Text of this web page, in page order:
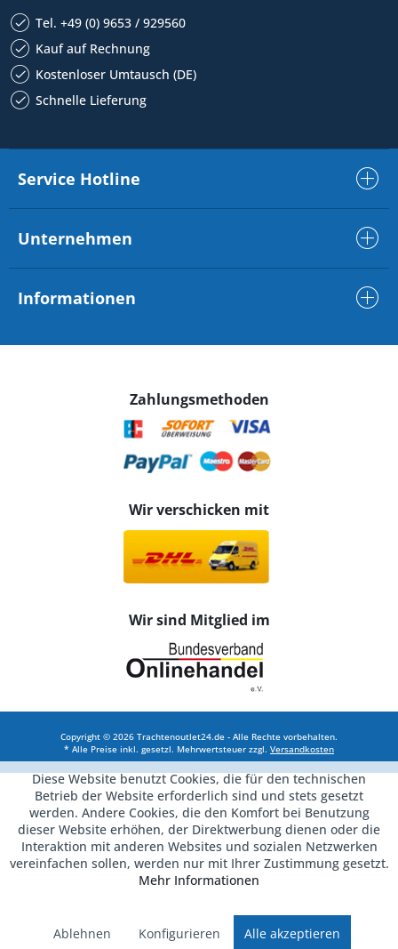
Tel. +49 (0) 9653 / 929560
Kauf auf Rechnung
Kostenloser Umtausch (DE)
Schnelle Lieferung
Service Hotline
Unternehmen
Informationen
Zahlungsmethoden
Wir verschicken mit
Wir sind Mitglied im
Copyright © 2026 Trachtenoutlet24.de - Alle Rechte vorbehalten.
* Alle Preise inkl. gesetzl. Mehrwertsteuer zzgl. Versandkosten
Diese Website benutzt Cookies, die für den technischen
Betrieb der Website erforderlich sind und stets gesetzt
werden. Andere Cookies, die den Komfort bei Benutzung
dieser Website erhöhen, der Direktwerbung dienen oder die
Interaktion mit anderen Websites und sozialen Netzwerken
vereinfachen sollen, werden nur mit Ihrer Zustimmung gesetzt.
Mehr Informationen
Ablehnen Konfigurieren Alle akzeptieren